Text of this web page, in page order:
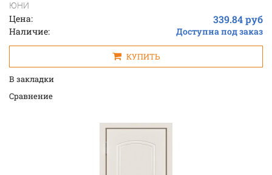
ЮНИ
Цена: 339.84 руб
Наличие: Доступна под заказ
КУПИТЬ
В закладки
Cравнение